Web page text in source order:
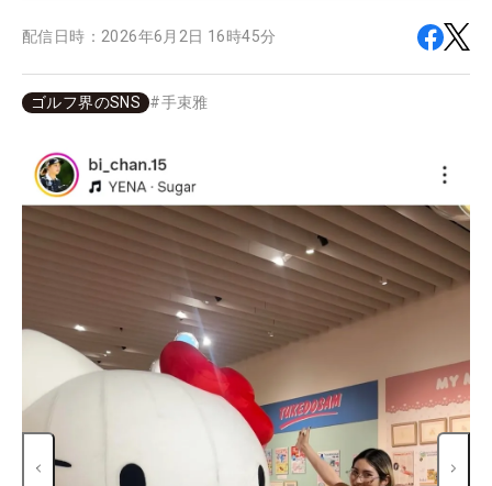
配信日時： 2026年6月2日 16時45分
ゴルフ界のSNS #手束雅